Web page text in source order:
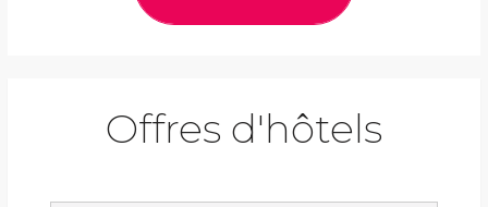
Offres d'hôtels